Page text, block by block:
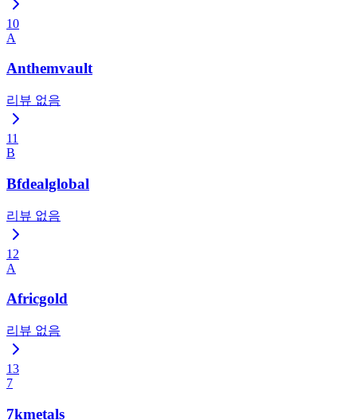
10
A
Anthemvault
리뷰 없음
11
B
Bfdealglobal
리뷰 없음
12
A
Africgold
리뷰 없음
13
7
7kmetals